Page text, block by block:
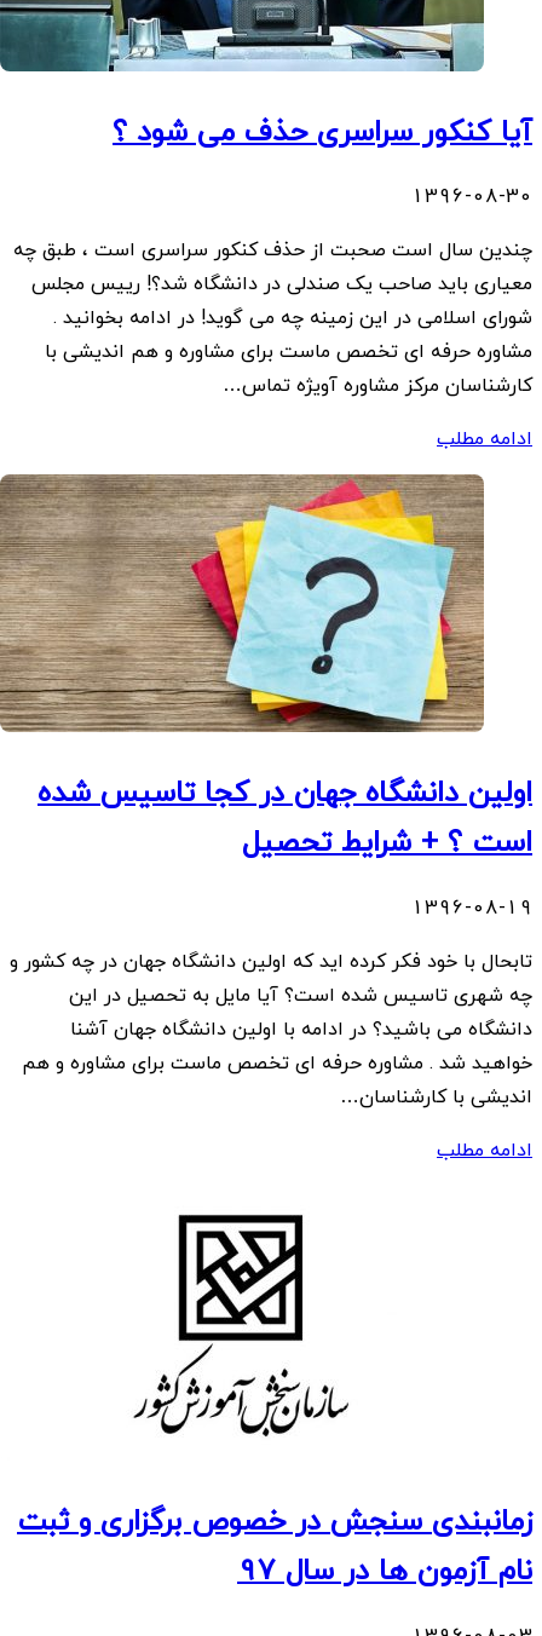
آیا کنکور سراسری حذف می شود ؟
1396-08-30
چندین سال است صحبت از حذف کنکور سراسری است ، طبق چه
معیاری باید صاحب یک صندلی در دانشگاه شد؟! رییس مجلس
شورای اسلامی در این زمینه چه می گوید! در ادامه بخوانید .
مشاوره حرفه ای تخصص ماست برای مشاوره و هم اندیشی با
کارشناسان مرکز مشاوره آویژه تماس…
ادامه مطلب
اولین دانشگاه جهان در کجا تاسیس شده
است ؟ + شرایط تحصیل
1396-08-19
تابحال با خود فکر کرده اید که اولین دانشگاه جهان در چه کشور و
چه شهری تاسیس شده است؟ آیا مایل به تحصیل در این
دانشگاه می باشید؟ در ادامه با اولین دانشگاه جهان آشنا
خواهید شد . مشاوره حرفه ای تخصص ماست برای مشاوره و هم
اندیشی با کارشناسان…
ادامه مطلب
زمانبندی سنجش در خصوص برگزاری و ثبت
نام آزمون ها در سال 97